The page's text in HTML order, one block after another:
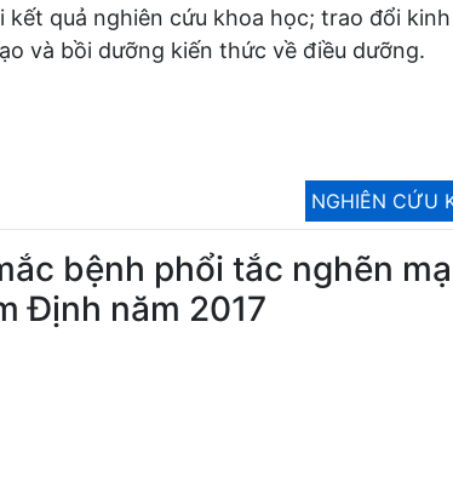
kết quả nghiên cứu khoa học; trao đổi kinh
và bồi dưỡng kiến thức về điều dưỡng.
NGHIÊN CỨU
bệnh phổi tắc nghẽn
Định năm 2017